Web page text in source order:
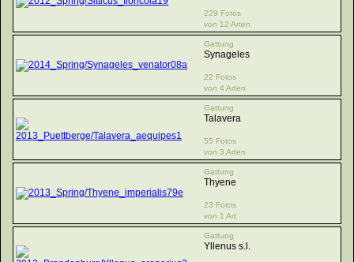
229 Fotos
von 12 Arten
Gattung
Synageles
22 Fotos
von 4 Arten
Gattung
Talavera
55 Fotos
von 3 Arten
Gattung
Thyene
23 Fotos
von 1 Art
Gattung
Yllenus s.l.